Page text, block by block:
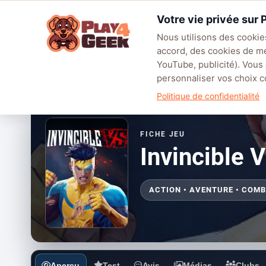
LEAGUE OF LEGENDS
FICHE JEU
Invincible
ACTION • AVENTURE •
Votre vie privée sur
Nous utilisons des
accord, des cookies de
YouTube, publicité).
personnaliser vos choix
Politique de confidentialité